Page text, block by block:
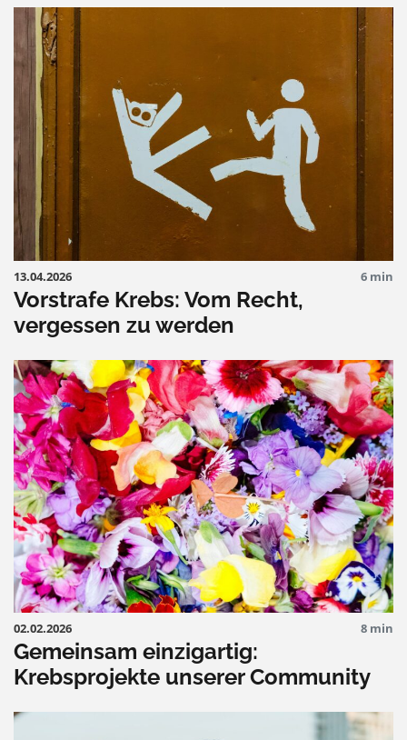
13.04.2026 6 min
Vorstrafe Krebs: Vom Recht,
vergessen zu werden
02.02.2026 8 min
Gemeinsam einzigartig:
Krebsprojekte unserer Community